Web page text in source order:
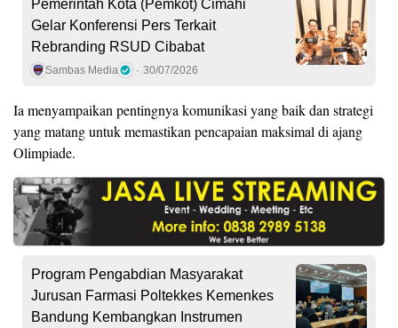
Pemerintah Kota (Pemkot) Cimahi
Gelar Konferensi Pers Terkait
Rebranding RSUD Cibabat
Sambas Media 30/07/2026
Ia menyampaikan pentingnya komunikasi yang baik dan strategi
yang matang untuk memastikan pencapaian maksimal di ajang
Olimpiade.
Program Pengabdian Masyarakat
Jurusan Farmasi Poltekkes Kemenkes
Bandung Kembangkan Instrumen